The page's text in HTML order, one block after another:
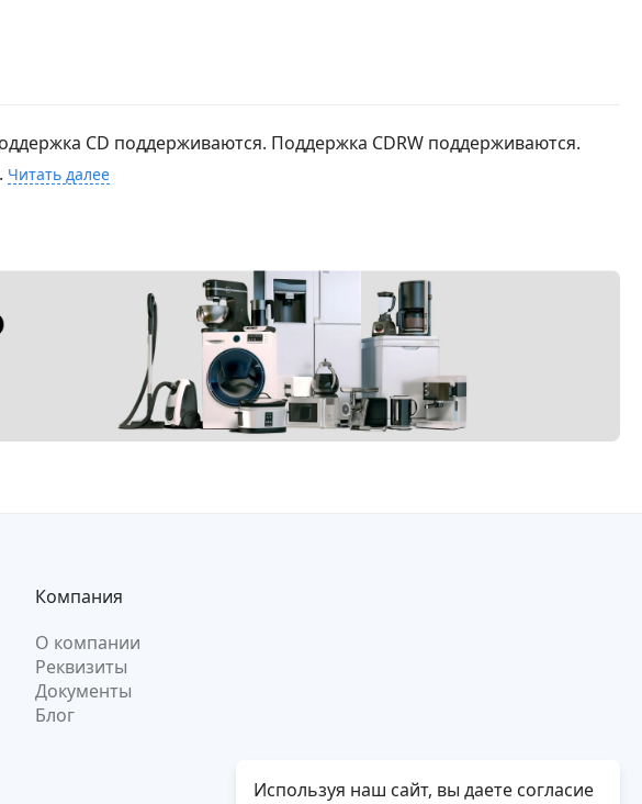
CD поддерживаются. Поддержка CDRW поддерживаются.
Читать далее
Компания
О компании
Реквизиты
Документы
Блог
Используя наш сайт, вы даете согласие